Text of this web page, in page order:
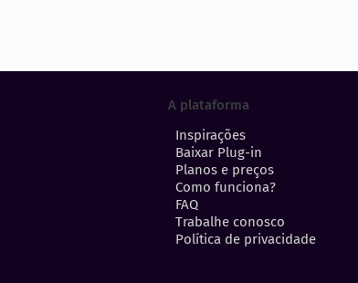
A plataforma
Inspirações
Baixar Plug-in
Planos e preços
Como funciona?
FAQ
Trabalhe conosco
Política de privacidade